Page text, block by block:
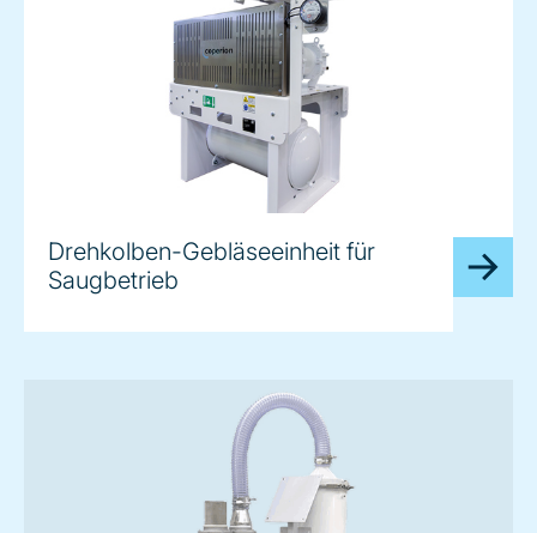
Drehkolben-Gebläseeinheit für
Saugbetrieb